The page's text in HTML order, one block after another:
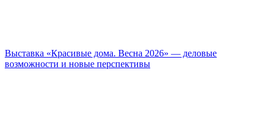
Выставка «Красивые дома. Весна 2026» — деловые
возможности и новые перспективы